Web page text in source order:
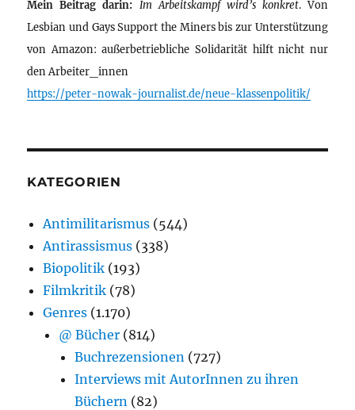
Mein Beitrag darin: Im Arbeitskampf wird’s konkret. Von
Lesbian und Gays Support the Miners bis zur Unterstützung
von Amazon: außerbetriebliche Solidarität hilft nicht nur
den Arbeiter_innen
https://peter-nowak-journalist.de/neue-klassenpolitik/
KATEGORIEN
Antimilitarismus (544)
Antirassismus (338)
Biopolitik (193)
Filmkritik (78)
Genres (1.170)
@ Bücher (814)
Buchrezensionen (727)
Interviews mit AutorInnen zu ihren
Büchern (82)